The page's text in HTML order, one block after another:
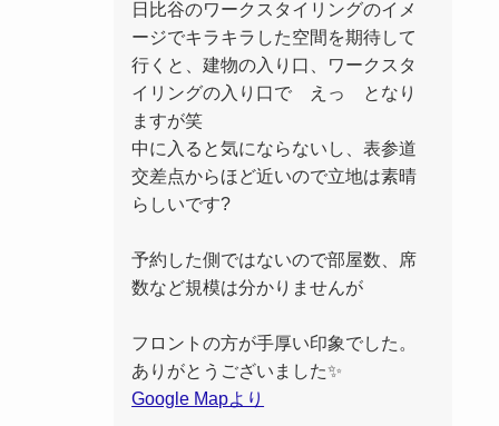
日比谷のワークスタイリングのイメ
ージでキラキラした空間を期待して
行くと、建物の入り口、ワークスタ
イリングの入り口で えっ となり
ますが笑
中に入ると気にならないし、表参道
交差点からほど近いので立地は素晴
らしいです?
予約した側ではないので部屋数、席
数など規模は分かりませんが
フロントの方が手厚い印象でした。
ありがとうございました✨
Google Mapより